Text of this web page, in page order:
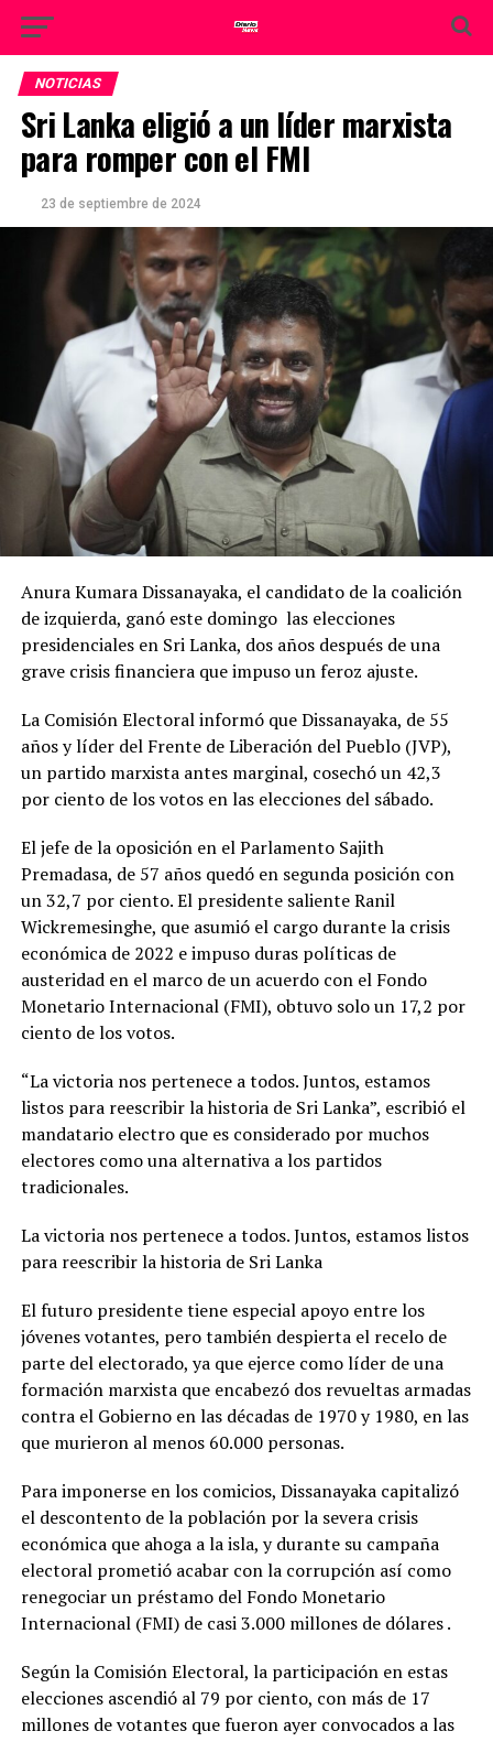
NOTICIAS
Sri Lanka eligió a un líder marxista
para romper con el FMI
23 de septiembre de 2024
Anura Kumara Dissanayaka, el candidato de la coalición
de izquierda, ganó este domingo las elecciones
presidenciales en Sri Lanka, dos años después de una
grave crisis financiera que impuso un feroz ajuste.
La Comisión Electoral informó que Dissanayaka, de 55
años y líder del Frente de Liberación del Pueblo (JVP),
un partido marxista antes marginal, cosechó un 42,3
por ciento de los votos en las elecciones del sábado.
El jefe de la oposición en el Parlamento Sajith
Premadasa, de 57 años quedó en segunda posición con
un 32,7 por ciento. El presidente saliente Ranil
Wickremesinghe, que asumió el cargo durante la crisis
económica de 2022 e impuso duras políticas de
austeridad en el marco de un acuerdo con el Fondo
Monetario Internacional (FMI), obtuvo solo un 17,2 por
ciento de los votos.
“La victoria nos pertenece a todos. Juntos, estamos
listos para reescribir la historia de Sri Lanka”, escribió el
mandatario electro que es considerado por muchos
electores como una alternativa a los partidos
tradicionales.
La victoria nos pertenece a todos. Juntos, estamos listos
para reescribir la historia de Sri Lanka
El futuro presidente tiene especial apoyo entre los
jóvenes votantes, pero también despierta el recelo de
parte del electorado, ya que ejerce como líder de una
formación marxista que encabezó dos revueltas armadas
contra el Gobierno en las décadas de 1970 y 1980, en las
que murieron al menos 60.000 personas.
Para imponerse en los comicios, Dissanayaka capitalizó
el descontento de la población por la severa crisis
económica que ahoga a la isla, y durante su campaña
electoral prometió acabar con la corrupción así como
renegociar un préstamo del Fondo Monetario
Internacional (FMI) de casi 3.000 millones de dólares .
Según la Comisión Electoral, la participación en estas
elecciones ascendió al 79 por ciento, con más de 17
millones de votantes que fueron ayer convocados a las